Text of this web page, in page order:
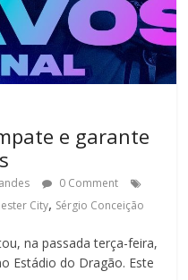
e garante
0 Comment
City, Sérgio Conceição
na passada terça-feira,
Estádio do Dragão. Este